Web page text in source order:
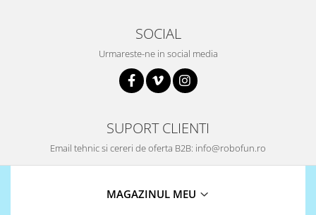
Suruburi, Piulite, Conectare
Platforme de dezvoltare
SOCIAL
Urmareste-ne in social media
SUPORT CLIENTI
Email tehnic si cereri de oferta B2B: info@robofun.ro
MAGAZINUL MEU